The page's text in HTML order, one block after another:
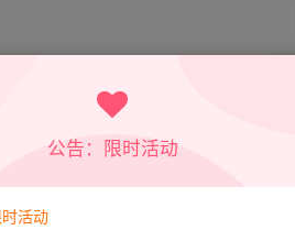
一键生成“爆款人物唱歌“短视频，全流
费后查看公告：限时活动
活动